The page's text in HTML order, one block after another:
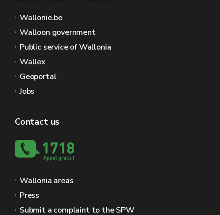
Wallonie.be
Walloon government
Public service of Wallonia
Wallex
Geoportal
Jobs
Contact us
Wallonia areas
Press
Submit a complaint to the SPW